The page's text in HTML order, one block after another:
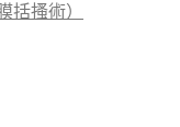
括搔術）